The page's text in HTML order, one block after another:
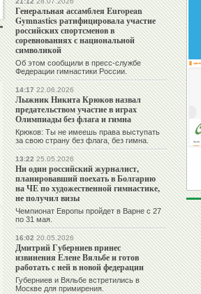
Генеральная ассамблея European
Gymnastics ратифицировала участие
российских спортсменов в
соревнованиях с национальной
символикой
Об этом сообщили в пресс-службе
Федерации гимнастики России.
14:1722.06.2026
Лыжник Никита Крюков назвал
предательством участие в играх
Олимпиады без флага и гимна
Крюков: Ты не имеешь права выступать
за свою страну без флага, без гимна.
13:2225.05.2026
Ни один российский журналист,
планировавший поехать в Болгарию
на ЧЕ по художественной гимнастике,
не получил визы
Чемпионат Европы пройдет в Варне с 27
по 31 мая.
16:0220.05.2026
Дмитрий Губерниев принес
извинения Елене Вяльбе и готов
работать с ней в новой федерации
Губерниев и Вяльбе встретились в
Москве для примирения.